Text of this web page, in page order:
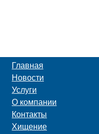
Главная
Новости
Услуги
О компании
Контакты
Хищение